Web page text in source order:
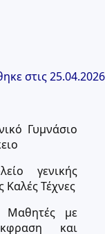
στις 25.04.2026
Γυμνάσιο
γενικής
Καλές Τέχνες
Μαθητές με
και